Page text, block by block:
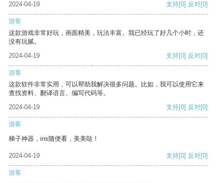
2024-04-19
支持[0] 反对[0]
游客
这款游戏非常好玩，画面精美，玩法丰富。我已经玩了好几个小时，还
没有玩腻。
2024-04-19
支持[0] 反对[0]
游客
这款软件非常实用，可以帮助我解决很多问题。比如，我可以使用它来
查找资料、翻译语言、编写代码等。
2024-04-19
支持[0] 反对[0]
游客
梯子神器，ins随便看，美美哒！
2024-04-19 支持[0] 反对[0]
游客